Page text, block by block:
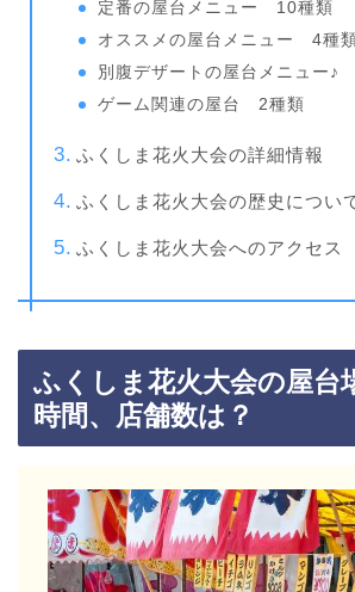
定番の屋台メニュー 10種類
オススメの屋台メニュー 4種類
別腹デザートの屋台メニュー♪
ゲーム関連の屋台 2種類
ふくしま花火大会の詳細情報
ふくしま花火大会の歴史につい
ふくしま花火大会へのアクセス
ふくしま花火大会の屋台
時間、店舗数は？